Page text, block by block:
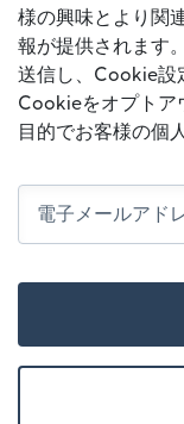
様の興味とより関
報が提供されます
送信し、Cookie設
Cookieをオプトア
目的でお客様の個
電子メールアド